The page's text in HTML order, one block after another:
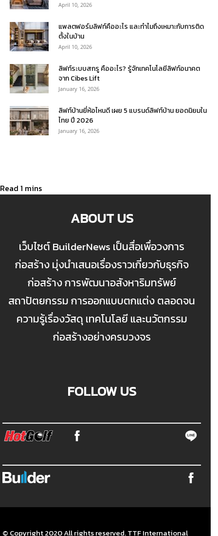
April 10, 2026
แพลตฟอร์มลิฟท์คืออะไร และทำไมถึงเหมาะกับการติด
ตั้งในบ้าน
April 10, 2026
ลิฟท์ระบบสกรู คืออะไร? รู้จักเทคโนโลยีลิฟท์อนาคต
จาก Cibes Lift
January 16, 2026
ลิฟท์บ้านยี่ห้อไหนดี เผย 5 แบรนด์ลิฟท์บ้าน ยอดนิยมใน
ไทย ปี 2026
January 16, 2026
ABOUT US
เว็บไซต์ BuilderNews เป็นสื่อเพื่อวงการ
ก่อสร้าง มุ่งนำเสนอเรื่องราวเกี่ยวกับธุรกิจ
ก่อสร้าง การพัฒนาอสังหาริมทรัพย์
สถาปัตยกรรม การออกแบบตกแต่ง ตลอดจน
ความรู้เรื่องวัสดุ เทคโนโลยี และนวัตกรรม
ก่อสร้างอย่างครบวงจร
FOLLOW US
© Copyright 2020 All rights reserved. TTF International